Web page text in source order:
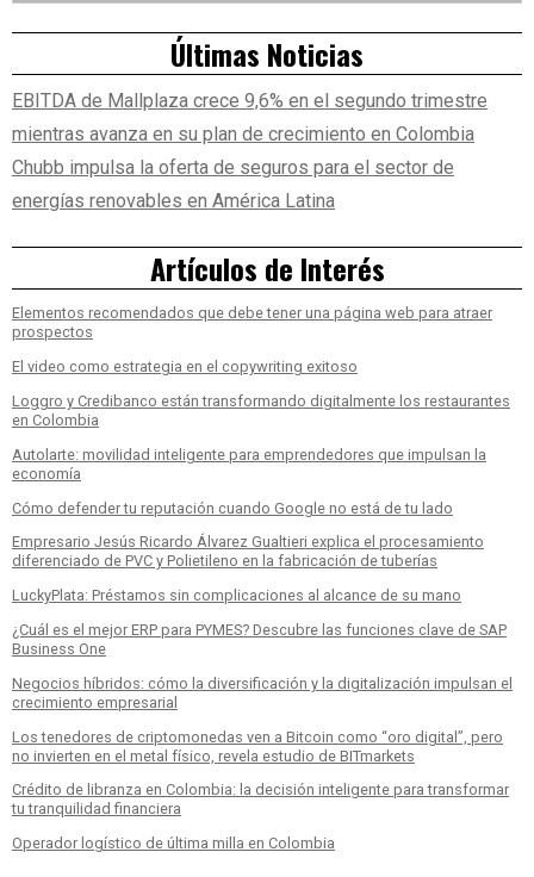
Últimas Noticias
EBITDA de Mallplaza crece 9,6% en el segundo trimestre
mientras avanza en su plan de crecimiento en Colombia
Chubb impulsa la oferta de seguros para el sector de
energías renovables en América Latina
Artículos de Interés
Elementos recomendados que debe tener una página web para atraer
prospectos
El video como estrategia en el copywriting exitoso
Loggro y Credibanco están transformando digitalmente los restaurantes
en Colombia
Autolarte: movilidad inteligente para emprendedores que impulsan la
economía
Cómo defender tu reputación cuando Google no está de tu lado
Empresario Jesús Ricardo Álvarez Gualtieri explica el procesamiento
diferenciado de PVC y Polietileno en la fabricación de tuberías
LuckyPlata: Préstamos sin complicaciones al alcance de su mano
¿Cuál es el mejor ERP para PYMES? Descubre las funciones clave de SAP
Business One
Negocios híbridos: cómo la diversificación y la digitalización impulsan el
crecimiento empresarial
Los tenedores de criptomonedas ven a Bitcoin como “oro digital”, pero
no invierten en el metal físico, revela estudio de BITmarkets
Crédito de libranza en Colombia: la decisión inteligente para transformar
tu tranquilidad financiera
Operador logístico de última milla en Colombia